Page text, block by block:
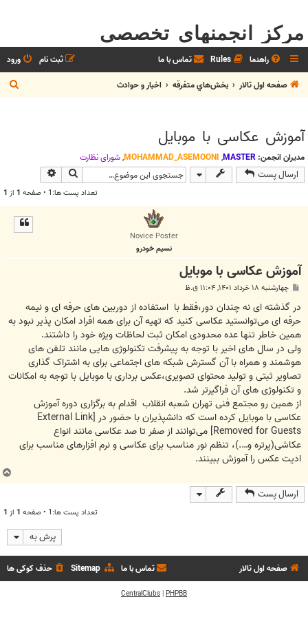
مرکز انجمنهای تخصصی
راهنما Rules تماس با ما ورود
ثبت نام
صفحه اول تالار
بخش‌‌هاي متفرقه اخبار و حوادث
س
آموزش عکاسی با موبایل
مدیران انجمن: MASTER
,
MOHAMMAD_ASEMOONI
,شوراي نظارت
ارسال پست جستجو
تعداد پست ها:1 • صفحه 1 از 1
Novice Poster
نسیم خودرو
آموزش عکاسی با موبایل
س
ت
چهارشنبه ۱۸ خرداد ۱۴۰۱, ۱۱:۰۴ ق.ظ
در گذشته ای نه چندان دور،فقط با استفاده از دوربین های حرفه ای و نیمه
حرفه ای می‌توانستید عکاسی کنید که تهیه آن برای همه افراد امکان ‌پذیر نبود به
همین خاطر تنها عده محدودی امکان ثبت لحاظات ویژه خود را داشتند.
ولی در سال های اخیر با توجه به پیشرفت تکنولوژی هایی مانند تلفن های
هوشمند و همراه با آن گسترش شبکه های اجتماعی برای به اشتراک گذاری
تصاویر ثبتی و تولید محتوای تصویری،عکس برداری با موبایل با توجه به امکانات
و تکنولوژی های آن فراگیرتر شد.
از همین رو مجتمع فنی تهران شعبه انقلاب اقدام به برگزاری دوره آموزش
عکاسی با موبایل کرده است که دانشپذیران با حضور در [External Link
Removed for Guests] می‌توانند از صفر تا صد عکاسی مانند انواع
عکاشی(پرتره و….)، تنظم نور مناسب برای عکاسی و نرم افزارهای مناسب برای
ادیت عکس را آموزش ببینند.
ارسال پست
تعداد پست ها:1 • صفحه 1 از 1
پرش به
صفحه اول تالار حذف کوکی ها Sitemap تماس با ما
PHPBB
|
CentralClubs